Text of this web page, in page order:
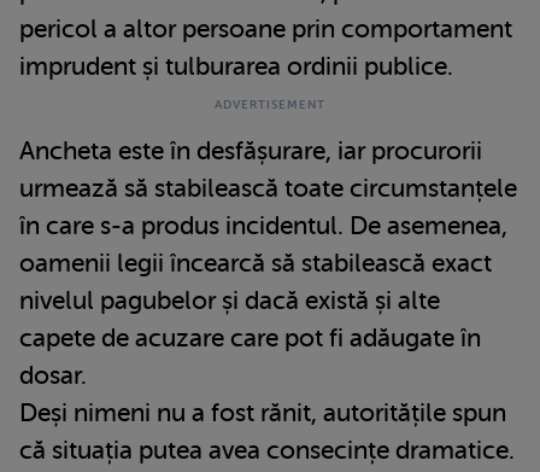
pericol a altor persoane prin comportament
imprudent și tulburarea ordinii publice.
Ancheta este în desfășurare, iar procurorii
urmează să stabilească toate circumstanțele
în care s-a produs incidentul. De asemenea,
oamenii legii încearcă să stabilească exact
nivelul pagubelor și dacă există și alte
capete de acuzare care pot fi adăugate în
dosar.
Deși nimeni nu a fost rănit, autoritățile spun
că situația putea avea consecințe dramatice.